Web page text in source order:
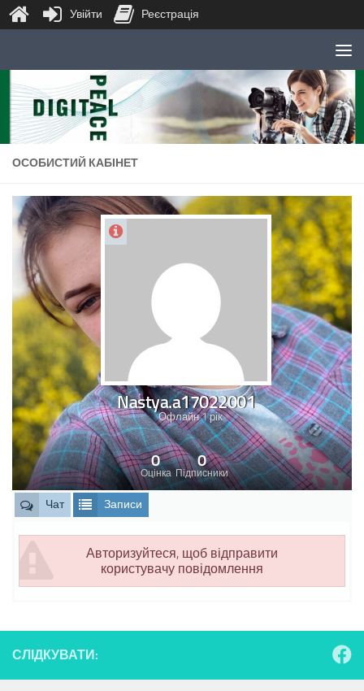
Skip to content
ОСОБИСТИЙ КАБІНЕТ
Nastya.a17022001
Офлайн 1 рік
Оцінка
0
Підписники
0
Чат Записи
Авторизуйтеся, щоб відправити
користувачу повідомлення
СЛІДКУВАТИ:
Увійти Реєстрація